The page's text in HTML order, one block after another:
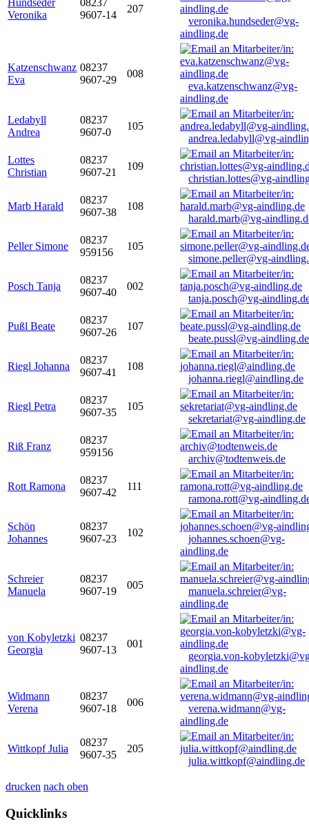
Hundseder
Veronika
08237
9607-14
207
veronika.hundseder@vg-
aindling.de
Katzenschwanz
Eva
08237
9607-29
008
eva.katzenschwanz@vg-
aindling.de
Ledabyll
Andrea
08237
9607-0
105
andrea.ledabyll@vg-
Lottes
Christian
08237
9607-21
109
christian.lottes@vg-
Marb Harald
08237
9607-38
108
harald.marb@vg-
Peller Simone
08237
959156
105
simone.peller@vg-
Posch Tanja
08237
9607-40
002
tanja.posch@vg-
Pußl Beate
08237
9607-26
107
beate.pussl@vg-aindling.de
Riegl Johanna
08237
9607-41
108
johanna.riegl@aindling.de
Riegl Petra
08237
9607-35
105
sekretariat@vg-aindling.de
Riß Franz
08237
959156
archiv@todtenweis.de
Rott Ramona
08237
9607-42
111
ramona.rott@vg-
Schön
Johannes
08237
9607-23
102
johannes.schoen@vg-
aindling.de
Schreier
Manuela
08237
9607-19
005
manuela.schreier@vg-
aindling.de
von Kobyletzki
Georgia
08237
9607-13
001
georgia.von-
aindling.de
Widmann
Verena
08237
9607-18
006
verena.widmann@vg-
aindling.de
Wittkopf Julia
08237
9607-35
205
julia.wittkopf@aindling.de
drucken nach oben
Quicklinks